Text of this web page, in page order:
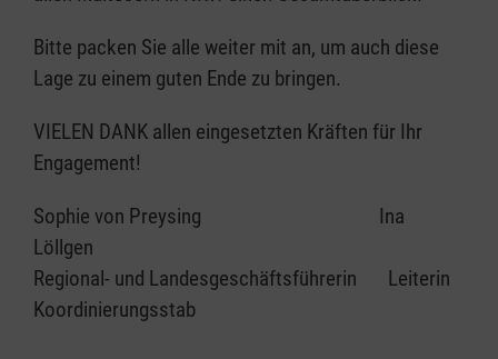
Bitte packen Sie alle weiter mit an, um auch diese
Lage zu einem guten Ende zu bringen.
VIELEN DANK allen eingesetzten Kräften für Ihr
Engagement!
Sophie von Preysing Ina
Löllgen
Regional- und Landesgeschäftsführerin Leiterin
Koordinierungsstab